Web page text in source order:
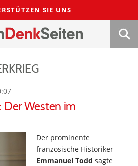
SIE UNS
Der Westen im
Der prominente
französische Historiker
Emmanuel Todd sagte